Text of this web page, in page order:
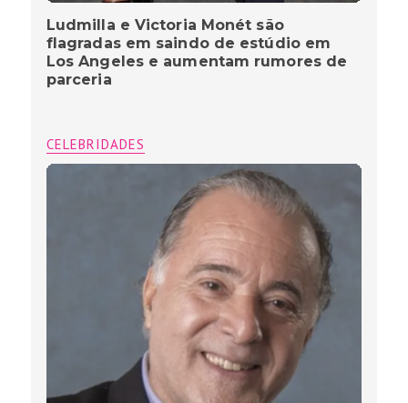
Ludmilla e Victoria Monét são
flagradas em saindo de estúdio em
Los Angeles e aumentam rumores de
parceria
CELEBRIDADES